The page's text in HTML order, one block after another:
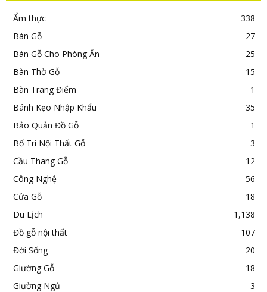
Ẩm thực
338
Bàn Gỗ
27
Bàn Gỗ Cho Phòng Ăn
25
Bàn Thờ Gỗ
15
Bàn Trang Điểm
1
Bánh Kẹo Nhập Khẩu
35
Bảo Quản Đồ Gỗ
1
Bố Trí Nội Thất Gỗ
3
Cầu Thang Gỗ
12
Công Nghệ
56
Cửa Gỗ
18
Du Lịch
1,138
Đồ gỗ nội thất
107
Đời Sống
20
Giường Gỗ
18
Giường Ngủ
3